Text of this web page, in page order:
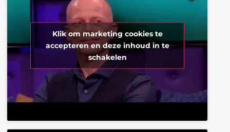
Klik om marketing cookies te
accepteren en deze inhoud in te
schakelen